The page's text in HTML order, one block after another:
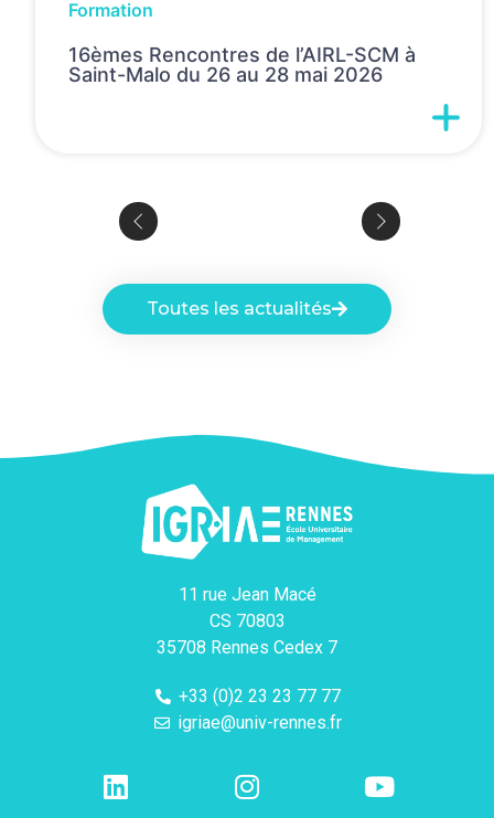
Formation
16èmes Rencontres de l’AIRL-SCM à
Saint-Malo du 26 au 28 mai 2026
Toutes les actualités
11 rue Jean Macé
CS 70803
35708 Rennes Cedex 7
+33 (0)2 23 23 77 77
igriae@univ-rennes.fr